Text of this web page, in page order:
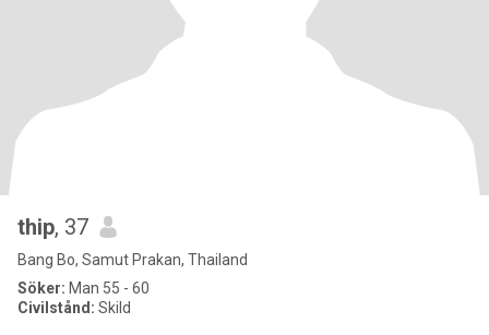
thip, 37
Bang Bo, Samut Prakan, Thailand
Söker: Man 55 - 60
Civilstånd: Skild